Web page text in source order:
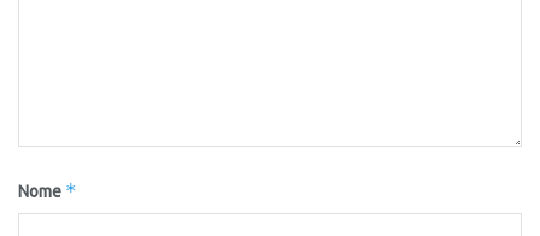
Nome *